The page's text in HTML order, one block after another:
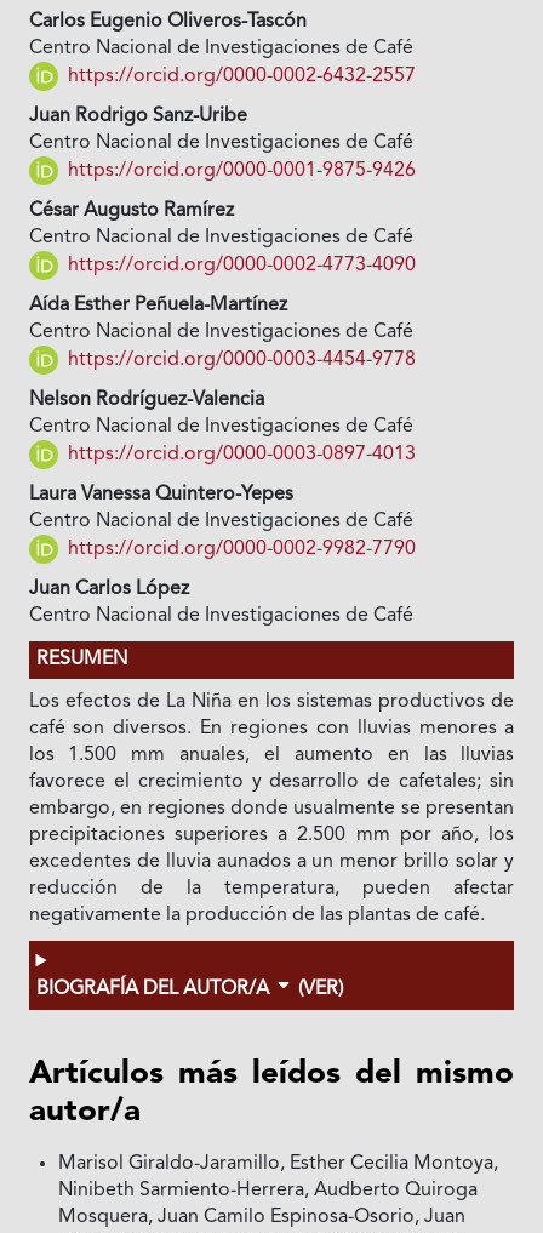
Carlos Eugenio Oliveros-Tascón
Centro Nacional de Investigaciones de Café
https://orcid.org/0000-0002-6432-2557
Juan Rodrigo Sanz-Uribe
Centro Nacional de Investigaciones de Café
https://orcid.org/0000-0001-9875-9426
César Augusto Ramírez
Centro Nacional de Investigaciones de Café
https://orcid.org/0000-0002-4773-4090
Aída Esther Peñuela-Martínez
Centro Nacional de Investigaciones de Café
https://orcid.org/0000-0003-4454-9778
Nelson Rodríguez-Valencia
Centro Nacional de Investigaciones de Café
https://orcid.org/0000-0003-0897-4013
Laura Vanessa Quintero-Yepes
Centro Nacional de Investigaciones de Café
https://orcid.org/0000-0002-9982-7790
Juan Carlos López
Centro Nacional de Investigaciones de Café
RESUMEN
Los efectos de La Niña en los sistemas productivos de
café son diversos. En regiones con lluvias menores a
los 1.500 mm anuales, el aumento en las lluvias
favorece el crecimiento y desarrollo de cafetales; sin
embargo, en regiones donde usualmente se presentan
precipitaciones superiores a 2.500 mm por año, los
excedentes de lluvia aunados a un menor brillo solar y
reducción de la temperatura, pueden afectar
negativamente la producción de las plantas de café.
BIOGRAFÍA DEL AUTOR/A (VER)
Artículos más leídos del mismo
autor/a
Marisol Giraldo-Jaramillo, Esther Cecilia Montoya,
Ninibeth Sarmiento-Herrera, Audberto Quiroga
Mosquera, Juan Camilo Espinosa-Osorio, Juan